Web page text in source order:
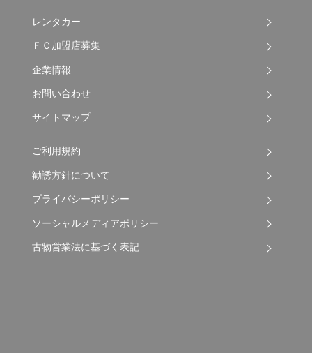
レンタカー
ＦＣ加盟店募集
企業情報
お問い合わせ
サイトマップ
ご利用規約
勧誘方針について
プライバシーポリシー
ソーシャルメディアポリシー
古物営業法に基づく表記